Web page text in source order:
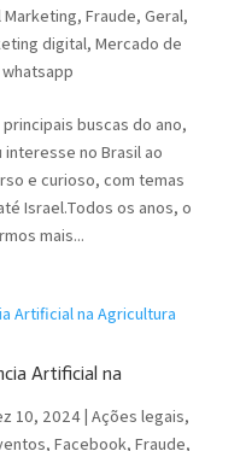
Marketing, Fraude, Geral,
digital, Mercado de
whatsapp
buscas do ano,
no Brasil ao
e curioso, com temas
Israel.Todos os anos, o
mais...
Artificial na
10, 2024| Ações legais,
, Facebook, Fraude,